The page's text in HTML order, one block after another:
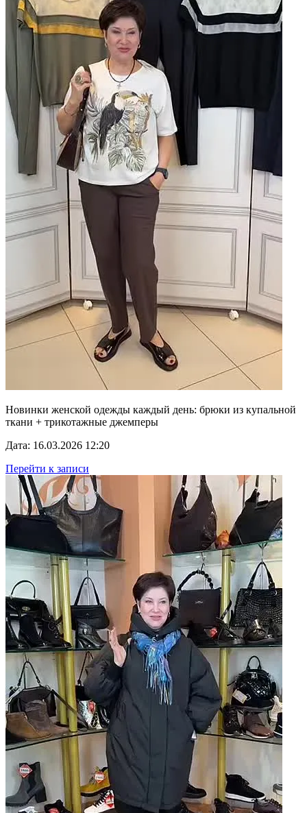
Новинки женской одежды каждый день: брюки из купальной
ткани + трикотажные джемперы
Дата: 16.03.2026 12:20
Перейти к записи